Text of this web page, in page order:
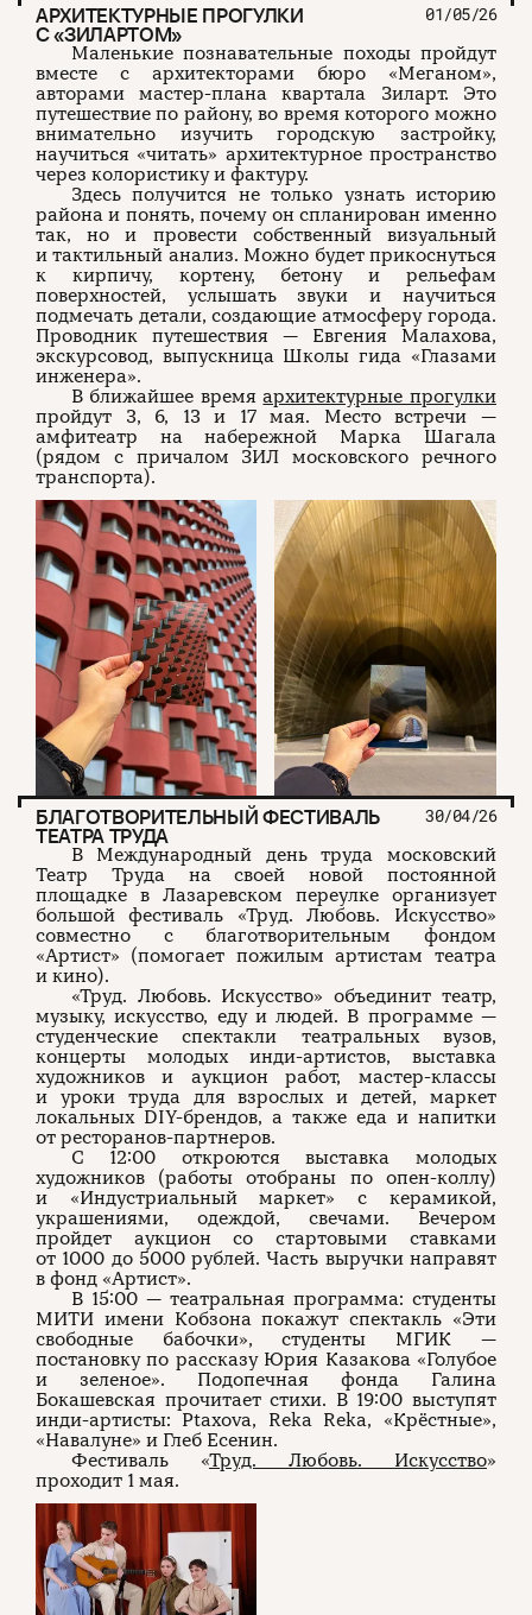
АРХИТЕКТУРНЫЕ ПРОГУЛКИ
С «ЗИЛАРТОМ»
01/05/26
Маленькие познавательные походы пройдут
вместе с архитекторами бюро «Меганом»,
авторами мастер-плана квартала Зиларт. Это
путешествие по району, во время которого можно
внимательно изучить городскую застройку,
научиться «читать» архитектурное пространство
через колористику и фактуру.
Здесь получится не только узнать историю
района и понять, почему он спланирован именно
так, но и провести собственный визуальный
и тактильный анализ. Можно будет прикоснуться
к кирпичу, кортену, бетону и рельефам
поверхностей, услышать звуки и научиться
подмечать детали, создающие атмосферу города.
Проводник путешествия — Евгения Малахова,
экскурсовод, выпускница Школы гида «Глазами
инженера».
В ближайшее времяархитектурные прогулки
пройдут 3, 6, 13 и 17 мая. Место встречи —
амфитеатр на набережной Марка Шагала
(рядом с причалом ЗИЛ московского речного
транспорта).
БЛАГОТВОРИТЕЛЬНЫЙ ФЕСТИВАЛЬ
ТЕАТРА ТРУДА
30/04/26
В Международный день труда московский
Театр Труда на своей новой постоянной
площадке в Лазаревском переулке организует
большой фестиваль «Труд. Любовь. Искусство»
совместно с благотворительным фондом
«Артист» (помогает пожилым артистам театра
и кино).
«Труд. Любовь. Искусство» объединит театр,
музыку, искусство, еду и людей. В программе —
студенческие спектакли театральных вузов,
концерты молодых инди-артистов, выставка
художников и аукцион работ, мастер-классы
и уроки труда для взрослых и детей, маркет
локальных DIY-брендов, а также еда и напитки
от ресторанов-партнеров.
С 12:00 откроются выставка молодых
художников (работы отобраны по опен-коллу)
и «Индустриальный маркет» с керамикой,
украшениями, одеждой, свечами. Вечером
пройдет аукцион со стартовыми ставками
от 1000 до 5000 рублей. Часть выручки направят
в фонд «Артист».
В 15:00 — театральная программа: студенты
МИТИ имени Кобзона покажут спектакль «Эти
свободные бабочки», студенты МГИК —
постановку по рассказу Юрия Казакова «Голубое
и зеленое». Подопечная фонда Галина
Бокашевская прочитает стихи. В 19:00 выступят
инди-артисты: Ptaxova, Reka Reka, «Крёстные»,
«Навалуне» и Глеб Есенин.
Фестиваль «Труд. Любовь. Искусство»
проходит 1 мая.